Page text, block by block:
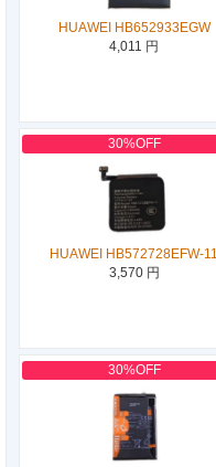
HUAWEI HB652933EGW
4,011 円
30%OFF
HUAWEI HB572728EFW-11
3,570 円
30%OFF